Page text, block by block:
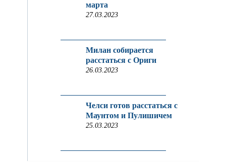
марта
27.03.2023
Милан собирается
расстаться с Ориги
26.03.2023
Челси готов расстаться с
Маунтом и Пулишичем
25.03.2023